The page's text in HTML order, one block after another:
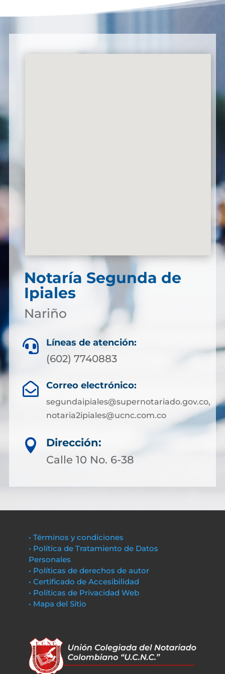
Notaría Segunda de
Ipiales
Nariño
 Líneas de atención:
(602) 7740883
 Correo electrónico:
segundaipiales@supernotariado.gov.co,
notaria2ipiales@ucnc.com.co

Dirección:
Calle 10 No. 6-38
• Términos y condiciones
• Política de Tratamiento de Datos
Personales
• Políticas de derechos de autor
• Certificado de Accesibilidad
• Políticas de Privacidad Web
• Mapa del Sitio